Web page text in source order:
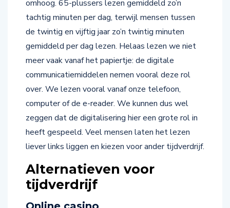
tachtig minuten per dag, terwijl mensen tussen
de twintig en vijftig jaar zo’n twintig minuten
gemiddeld per dag lezen. Helaas lezen we niet
meer vaak vanaf het papiertje: de digitale
communicatiemiddelen nemen vooral deze rol
over. We lezen vooral vanaf onze telefoon,
computer of de e-reader. We kunnen dus wel
zeggen dat de digitalisering hier een grote rol in
heeft gespeeld. Veel mensen laten het lezen
liever links liggen en kiezen voor ander tijdverdrijf.
tijdverdrijf
Online casino